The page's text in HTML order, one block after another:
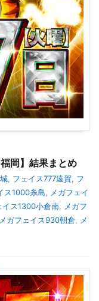
岡】結果まとめ
フェイス777遠賀
フ
ス1000糸島
メガフェイ
イス1300小倉南
メガフ
メガフェイス930朝倉
メ